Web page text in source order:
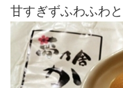
甘すぎずふわふわ